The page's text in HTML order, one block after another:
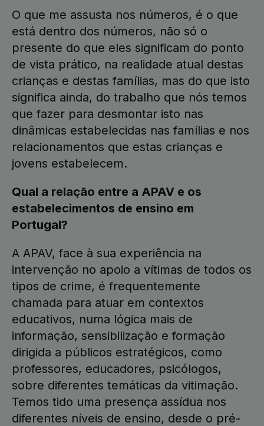
O que me assusta nos números, é o que
está dentro dos números, não só o
presente do que eles significam do ponto
de vista prático, na realidade atual destas
crianças e destas famílias, mas do que isto
significa ainda, do trabalho que nós temos
que fazer para desmontar isto nas
dinâmicas estabelecidas nas famílias e nos
relacionamentos que estas crianças e
jovens estabelecem.
Qual a relação entre a APAV e os
estabelecimentos de ensino em
Portugal?
A APAV, face à sua experiência na
intervenção no apoio a vítimas de todos os
tipos de crime, é frequentemente
chamada para atuar em contextos
educativos, numa lógica mais de
informação, sensibilização e formação
dirigida a públicos estratégicos, como
professores, educadores, psicólogos,
sobre diferentes temáticas da vitimação.
Temos tido uma presença assídua nos
diferentes níveis de ensino, desde o pré-